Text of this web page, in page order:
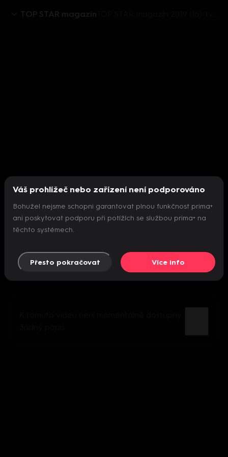
TOP STAR magazín
Nepodařilo se inicializovat přehrávač
Váš prohlížeč nebo zařízení není podporováno
Bohužel nejsme schopni garantovat plnou funkčnost prima+
ani poskytovat podporu při potížích se službou prima+ na
těchto systémech.
Přesto pokračovat Více info